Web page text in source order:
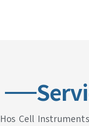
Hos Cell